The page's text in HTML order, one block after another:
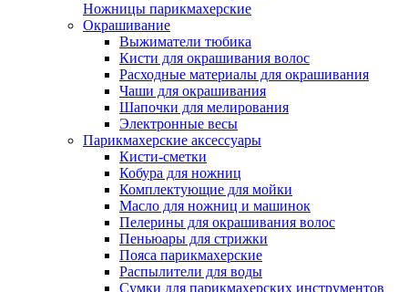
Ножницы парикмахерские
Окрашивание
Выжиматели тюбика
Кисти для окрашивания волос
Расходные материалы для окрашивания
Чаши для окрашивания
Шапочки для мелирования
Электронные весы
Парикмахерские аксессуары
Кисти-сметки
Кобура для ножниц
Комплектующие для мойки
Масло для ножниц и машинок
Пелерины для окрашивания волос
Пеньюары для стрижки
Пояса парикмахерские
Распылители для воды
Сумки для парикмахерских инструментов